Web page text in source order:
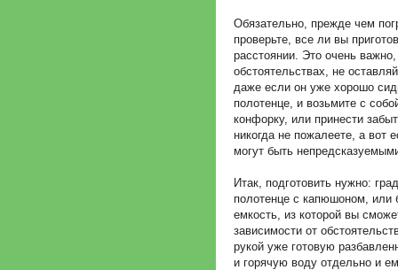
Обязательно, прежде чем
проверьте, все ли вы
расстоянии. Это очень важно,
обстоятельствах, не
даже если он уже хорошо
полотенце, и возьмите с
конфорку, или принести
никогда не пожалеете, а вот
могут быть
Итак, подготовить нужно:
полотенце с капюшоном, или
емкость, из которой вы
зависимости от
рукой уже готовую
и горячую воду отдельно и